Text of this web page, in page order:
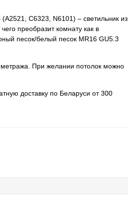
C6323, N6101) – светильник из
преобразит комнату как в
песок/белый песок MR16 GU5.3
метража. При желании потолок можно
доставку по Беларуси от 300